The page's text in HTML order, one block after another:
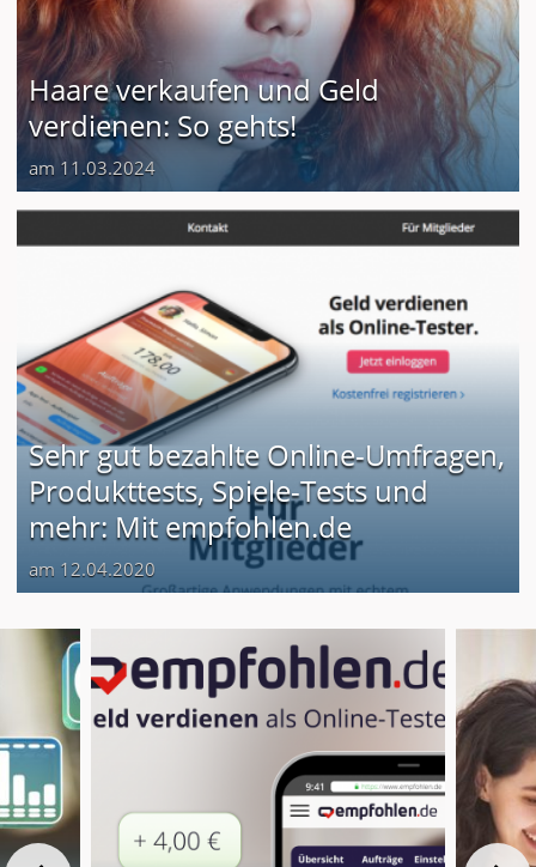
Haare verkaufen und Geld
verdienen: So gehts!
am 11.03.2024
Sehr gut bezahlte Online-Umfragen,
Produkttests, Spiele-Tests und
mehr: Mit empfohlen.de
am 12.04.2020